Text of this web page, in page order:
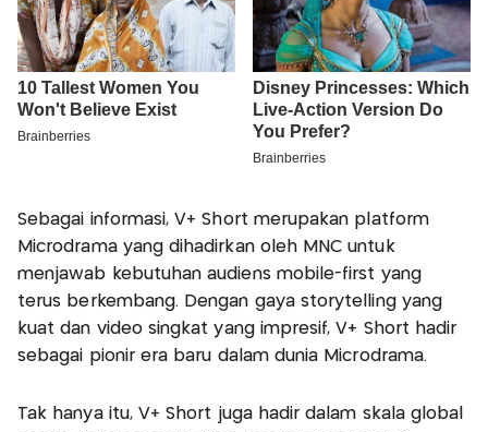
Sebagai informasi, V+ Short merupakan platform
Microdrama yang dihadirkan oleh MNC untuk
menjawab kebutuhan audiens mobile-first yang
terus berkembang. Dengan gaya storytelling yang
kuat dan video singkat yang impresif, V+ Short hadir
sebagai pionir era baru dalam dunia Microdrama.
Tak hanya itu, V+ Short juga hadir dalam skala global